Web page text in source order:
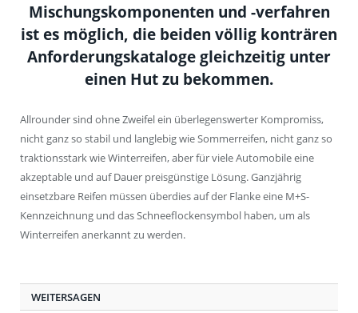
Mischungskomponenten und -verfahren
ist es möglich, die beiden völlig konträren
Anforderungskataloge gleichzeitig unter
einen Hut zu bekommen.
Allrounder sind ohne Zweifel ein überlegenswerter Kompromiss,
nicht ganz so stabil und langlebig wie Sommerreifen, nicht ganz so
traktionsstark wie Winterreifen, aber für viele Automobile eine
akzeptable und auf Dauer preisgünstige Lösung. Ganzjährig
einsetzbare Reifen müssen überdies auf der Flanke eine M+S-
Kennzeichnung und das Schneeflockensymbol haben, um als
Winterreifen anerkannt zu werden.
WEITERSAGEN